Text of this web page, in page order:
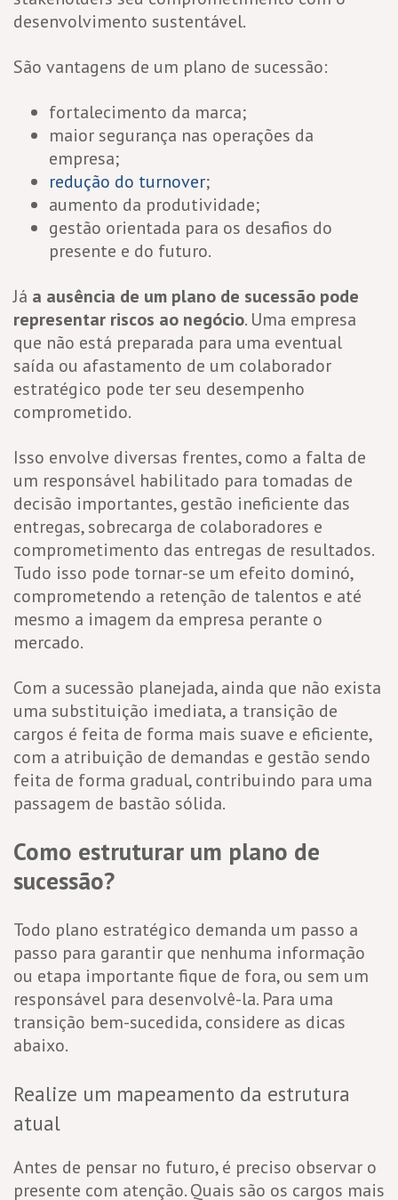
desenvolvimento sustentável.
São vantagens de um plano de sucessão:
fortalecimento da marca;
maior segurança nas operações da
empresa;
redução do turnover;
aumento da produtividade;
gestão orientada para os desafios do
presente e do futuro.
Já a ausência de um plano de sucessão pode
representar riscos ao negócio. Uma empresa
que não está preparada para uma eventual
saída ou afastamento de um colaborador
estratégico pode ter seu desempenho
comprometido.
Isso envolve diversas frentes, como a falta de
um responsável habilitado para tomadas de
decisão importantes, gestão ineficiente das
entregas, sobrecarga de colaboradores e
comprometimento das entregas de resultados.
Tudo isso pode tornar-se um efeito dominó,
comprometendo a retenção de talentos e até
mesmo a imagem da empresa perante o
mercado.
Com a sucessão planejada, ainda que não exista
uma substituição imediata, a transição de
cargos é feita de forma mais suave e eficiente,
com a atribuição de demandas e gestão sendo
feita de forma gradual, contribuindo para uma
passagem de bastão sólida.
Como estruturar um plano de
sucessão?
Todo plano estratégico demanda um passo a
passo para garantir que nenhuma informação
ou etapa importante fique de fora, ou sem um
responsável para desenvolvê-la. Para uma
transição bem-sucedida, considere as dicas
abaixo.
Realize um mapeamento da estrutura
atual
Antes de pensar no futuro, é preciso observar o
presente com atenção. Quais são os cargos mais